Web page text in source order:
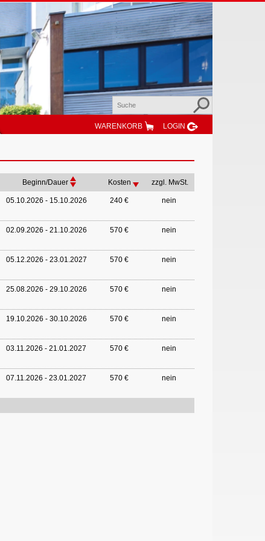
WARENKORB LOGIN
Beginn/Dauer Kosten zzgl. MwSt.
05.10.2026 - 15.10.2026 240 € nein
02.09.2026 - 21.10.2026 570 € nein
05.12.2026 - 23.01.2027 570 € nein
25.08.2026 - 29.10.2026 570 € nein
19.10.2026 - 30.10.2026 570 € nein
03.11.2026 - 21.01.2027 570 € nein
07.11.2026 - 23.01.2027 570 € nein